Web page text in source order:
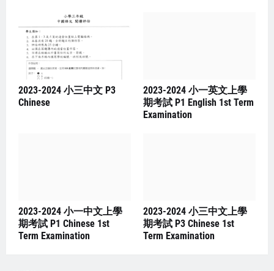
2023-2024 小三中文 P3
Chinese
2023-2024 小一英文上學
期考試 P1 English 1st Term
Examination
2023-2024 小一中文上學
期考試 P1 Chinese 1st
Term Examination
2023-2024 小三中文上學
期考試 P3 Chinese 1st
Term Examination